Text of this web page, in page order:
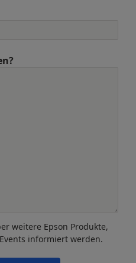
weitere Epson Produkte,
informiert werden.